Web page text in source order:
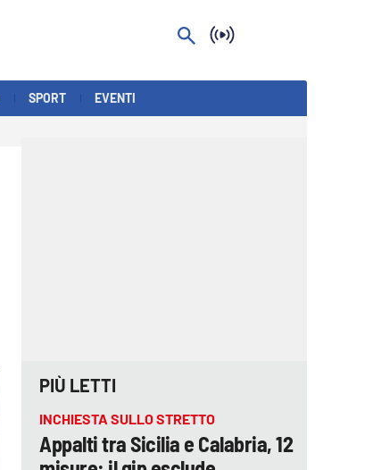
SPORT EVENTI
PIÙ LETTI
INCHIESTA SULLO STRETTO
Appalti tra Sicilia e Calabria, 12